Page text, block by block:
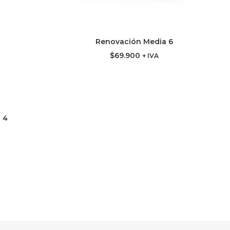
4
Renovación Media 6
$69.900 + IVA